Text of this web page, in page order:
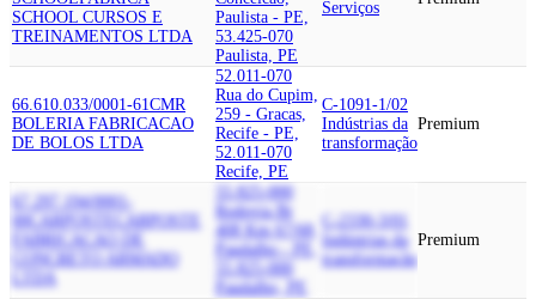
SCHOOL CURSOS E
TREINAMENTOS LTDA
Paulista - PE,
53.425-070
Paulista, PE
Serviços
66.610.033/0001-61CMR
BOLERIA FABRICACAO
DE BOLOS LTDA
52.011-070
Rua do Cupim,
259 - Gracas,
Recife - PE,
52.011-070
Recife, PE
C-1091-1/02
Indústrias da
transformação
Premium
67.297.194/0001-
00 CARPOSTE
CARPOSTE
FABRICACAO DE
CONCRETO ARMADO
55.825-000
Rodovia Br
408 Km 67/68,
Paudalho - PE,
55.825-000
Paudalho, PE
C-2330-3/01
Indústrias da
transformação
Premium